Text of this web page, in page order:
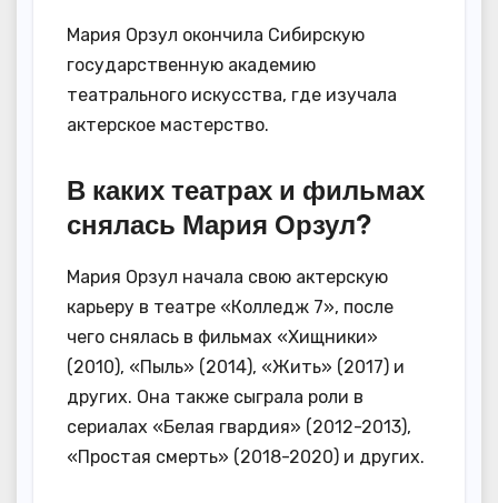
Мария Орзул окончила Сибирскую
государственную академию
театрального искусства, где изучала
актерское мастерство.
В каких театрах и фильмах
снялась Мария Орзул?
Мария Орзул начала свою актерскую
карьеру в театре «Колледж 7», после
чего снялась в фильмах «Хищники»
(2010), «Пыль» (2014), «Жить» (2017) и
других. Она также сыграла роли в
сериалах «Белая гвардия» (2012-2013),
«Простая смерть» (2018-2020) и других.